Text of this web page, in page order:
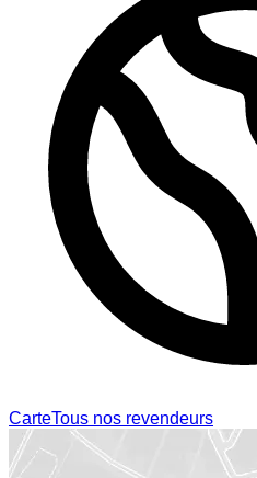
CarteTous nos revendeurs